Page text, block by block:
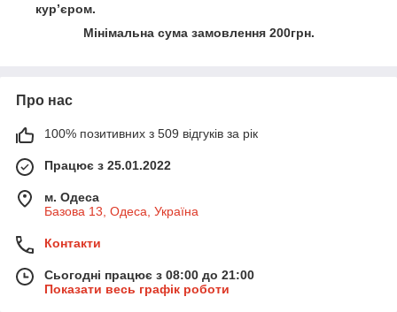
кур’єром.
Мінімальна сума замовлення 200грн.
Про нас
100% позитивних з 509 відгуків за рік
Працює з 25.01.2022
м. Одеса
Базова 13, Одеса, Україна
Контакти
Сьогодні працює з 08:00 до 21:00
Показати весь графік роботи